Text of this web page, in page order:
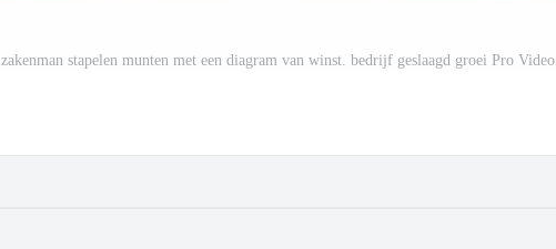
zakenman stapelen munten met een diagram van winst. bedrijf geslaagd groei Pro Video